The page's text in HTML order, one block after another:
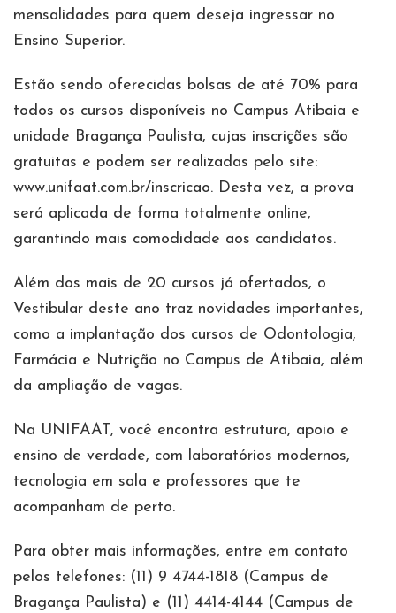
mensalidades para quem deseja ingressar no
Ensino Superior.
Estão sendo oferecidas bolsas de até 70% para
todos os cursos disponíveis no Campus Atibaia e
unidade Bragança Paulista, cujas inscrições são
gratuitas e podem ser realizadas pelo site:
www.unifaat.com.br/inscricao. Desta vez, a prova
será aplicada de forma totalmente online,
garantindo mais comodidade aos candidatos.
Além dos mais de 20 cursos já ofertados, o
Vestibular deste ano traz novidades importantes,
como a implantação dos cursos de Odontologia,
Farmácia e Nutrição no Campus de Atibaia, além
da ampliação de vagas.
Na UNIFAAT, você encontra estrutura, apoio e
ensino de verdade, com laboratórios modernos,
tecnologia em sala e professores que te
acompanham de perto.
Para obter mais informações, entre em contato
pelos telefones: (11) 9 4744-1818 (Campus de
Bragança Paulista) e (11) 4414-4144 (Campus de